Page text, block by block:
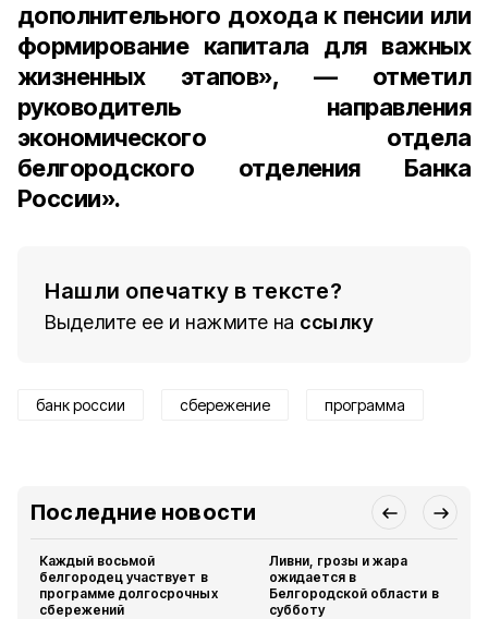
дополнительного дохода к пенсии или
формирование капитала для важных
жизненных этапов», — отметил
руководитель направления
экономического отдела
белгородского отделения Банка
России».
Нашли опечатку в тексте?
Выделите ее и нажмите на ссылку
банк россии сбережение программа
Последние новости
Каждый восьмой
белгородец участвует в
программе долгосрочных
сбережений
Ливни, грозы и жара
ожидается в
Белгородской области в
субботу